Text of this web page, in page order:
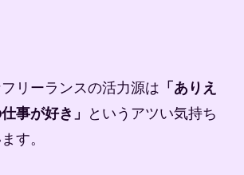
リーランスの活力源は 「ありえ
事が好き」
というアツい気持ち
す。